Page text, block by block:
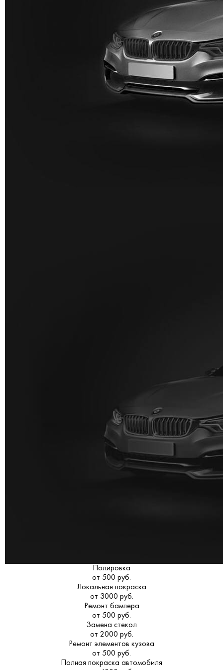
Полировка
от 500 руб.
Локальная покраска
от 3000 руб.
Ремонт бампера
от 500 руб.
Замена стекол
от 2000 руб.
Ремонт элементов кузова
от 500 руб.
Полная покраска автомобиля